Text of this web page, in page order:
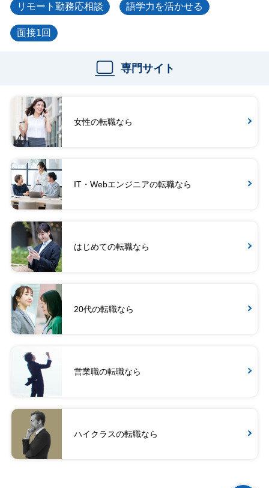
リモート勤務応相談 語学力を活かせる
面接1回
専門サイト
女性の転職なら
IT・Webエンジニアの転職なら
はじめての転職なら
20代の転職なら
営業職の転職なら
ハイクラスの転職なら